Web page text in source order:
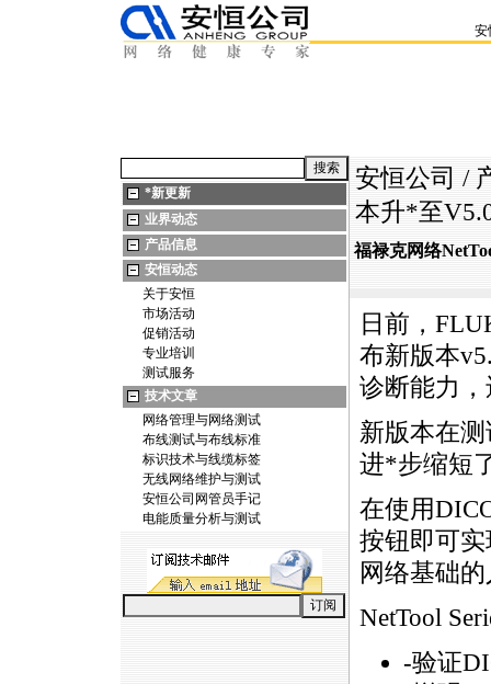
安
*新更新
业界动态
产品信息
安恒动态
关于安恒
市场活动
促销活动
专业培训
测试服务
技术文章
网络管理与网络测试
布线测试与布线标准
标识技术与线缆标签
无线网络维护与测试
安恒公司网管员手记
电能质量分析与测试
安恒公司 /
本升*至
福禄克网络
日前，
布新版本
诊断能力
新版本在
进*步缩短
在使用
按钮即可
网络基础
NetTool
-验证